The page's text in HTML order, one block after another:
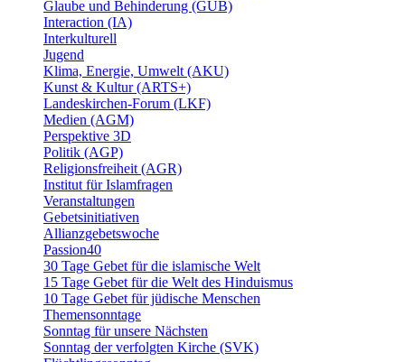
Glaube und Behinderung (GUB)
Interaction (IA)
Interkulturell
Jugend
Klima, Energie, Umwelt (AKU)
Kunst & Kultur (ARTS+)
Landeskirchen-Forum (LKF)
Medien (AGM)
Perspektive 3D
Politik (AGP)
Religionsfreiheit (AGR)
Institut für Islamfragen
Veranstaltungen
Gebetsinitiativen
Allianzgebetswoche
Passion40
30 Tage Gebet für die islamische Welt
15 Tage Gebet für die Welt des Hinduismus
10 Tage Gebet für jüdische Menschen
Themensonntage
Sonntag für unsere Nächsten
Sonntag der verfolgten Kirche (SVK)